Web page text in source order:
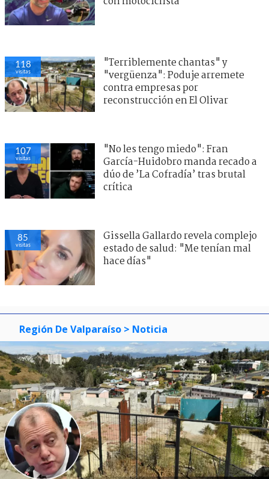
118
visitas
"Terriblemente chantas" y
"vergüenza": Poduje arremete
contra empresas por
reconstrucción en El Olivar
107
visitas
"No les tengo miedo": Fran
García-Huidobro manda recado a
dúo de ’La Cofradía’ tras brutal
crítica
85
visitas
Gissella Gallardo revela complejo
estado de salud: "Me tenían mal
hace días"
Región De Valparaíso > Noticia